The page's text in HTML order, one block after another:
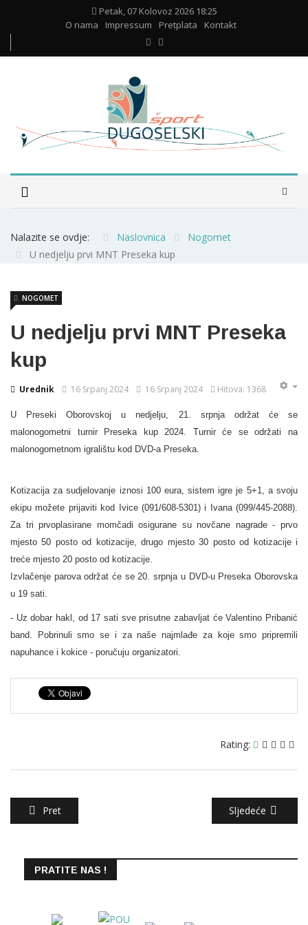
Petak, 07 Kolovoz 2026 18:25
O nama
Impressum Pretplata Kontakt
Nalazite se ovdje: Naslovnica
Nogomet
U nedjelju prvi MNT Preseka kup
U nedjelju prvi MNT Preseka
kup
Urednik
NOGOMET
16 Srpanj 2024 16 Srpanj 2024 Hitova: 1368
U Preseki Oborovskoj u nedjelju, 21. srpnja održat će se
malonogometni turnir Preseka kup 2024. Turnir će se održati na
malonogometnom igralištu kod DVD-a Preseka.
Kotizacija za sudjelovanje iznosi 100 eura, sistem igre je 5+1, a svoju
ekipu možete prijaviti kod Ivice (091/608-5301) i Ivana (099/445-2088).
Za tri prvoplasirane momčadi osigurane su novčane nagrade - prvo
mjesto 50 posto od kotizacije, drugo mjesto 30 posto od kotizacije i
treće mjesto 20 posto od kotizacije.
Izvlačenje parova održat će se 20. srpnja u DVD-u Preseka Oborovska
u 19 sati.
- Uz dobar hakl, od 17 sati sve prisutne zabavljat će Valentino Pribanić
band. Pobrinuli smo se i za naše najmlađe za koje smo pripremili
napuhance i kokice - poručuju organizatori.
Rating:
Pret Sljedeće
PRATITE NAS !